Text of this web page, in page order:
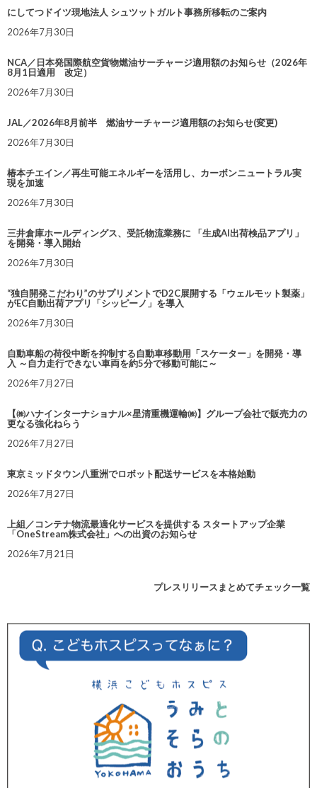
にしてつドイツ現地法人 シュツットガルト事務所移転のご案内
2026年7月30日
NCA／日本発国際航空貨物燃油サーチャージ適用額のお知らせ（2026年
8月1日適用 改定）
2026年7月30日
JAL／2026年8月前半 燃油サーチャージ適用額のお知らせ(変更)
2026年7月30日
椿本チエイン／再生可能エネルギーを活用し、カーボンニュートラル実
現を加速
2026年7月30日
三井倉庫ホールディングス、受託物流業務に 「生成AI出荷検品アプリ」
を開発・導入開始
2026年7月30日
“独自開発こだわり”のサプリメントでD2C展開する「ウェルモット製薬」
がEC自動出荷アプリ「シッピーノ」を導入
2026年7月30日
自動車船の荷役中断を抑制する自動車移動用「スケーター」を開発・導
入 ～自力走行できない車両を約5分で移動可能に～
2026年7月27日
【㈱ハナインターナショナル×星清重機運輸㈱】グループ会社で販売力の
更なる強化ねらう
2026年7月27日
東京ミッドタウン八重洲でロボット配送サービスを本格始動
2026年7月27日
上組／コンテナ物流最適化サービスを提供する スタートアップ企業
「OneStream株式会社」への出資のお知らせ
2026年7月21日
プレスリリースまとめてチェック一覧